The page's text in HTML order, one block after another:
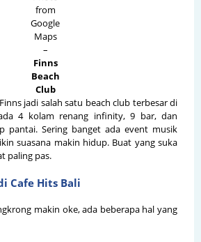
from
Google
Maps
–
Finns
Beach
Club
jadi salah satu beach club terbesar di
4 kolam renang infinity, 9 bar, dan
pantai. Sering banget ada event musik
suasana makin hidup. Buat yang suka
paling pas.
Cafe Hits Bali
makin oke, ada beberapa hal yang